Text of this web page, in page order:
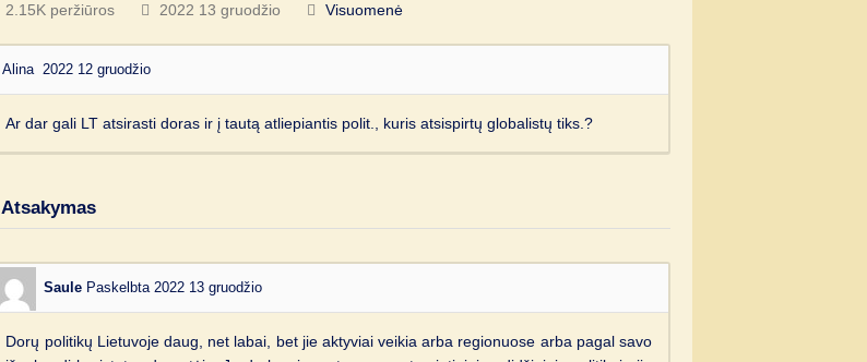
2.15K peržiūros 2022 13 gruodžio Visuomenė
Alina2022 12 gruodžio
Ar dar gali LT atsirasti doras ir į tautą atliepiantis polit., kuris atsispirtų globalistų tiks.?
Atsakymas
Saule Paskelbta 2022 13 gruodžio
Dorų politikų Lietuvoje daug, net labai, bet jie aktyviai veikia arba regionuose arba pagal savo